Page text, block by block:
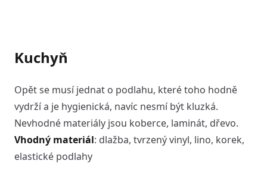
Kuchyň
Opět se musí jednat o podlahu, které toho hodně
vydrží a je hygienická, navíc nesmí být kluzká.
Nevhodné materiály jsou koberce, laminát, dřevo.
Vhodný materiál: dlažba, tvrzený vinyl, lino, korek,
elastické podlahy